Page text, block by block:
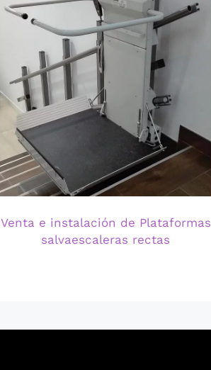
Venta e instalación de Plataformas
salvaescaleras rectas